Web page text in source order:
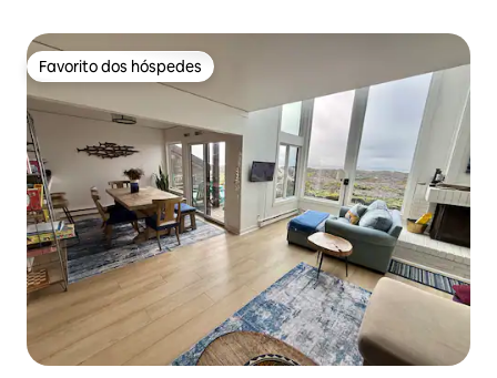
Favorito dos hóspedes
Favorito dos hóspedes